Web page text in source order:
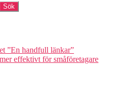
”En handfull länkar”
effektivt för småföretagare